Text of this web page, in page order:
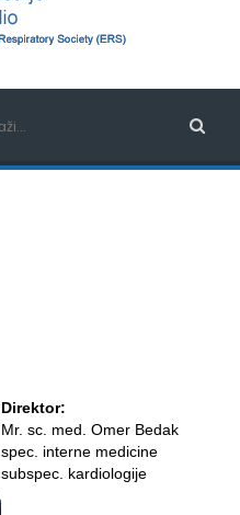
Direktor:
Mr. sc. med. Omer Bedak
spec. interne medicine
subspec. kardiologije